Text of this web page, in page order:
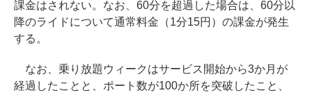
課金はされない。なお、60分を超過した場合は、60分以
降のライドについて通常料金（1分15円）の課金が発生
する。
なお、乗り放題ウィークはサービス開始から3か月が
経過したことと、ポート数が100か所を突破したこと、